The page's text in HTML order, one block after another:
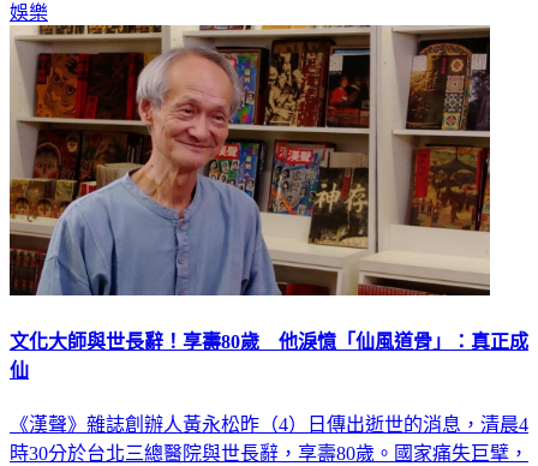
娛樂
文化大師與世長辭！享壽80歲 他淚憶「仙風道骨」：真正成
仙
《漢聲》雜誌創辦人黃永松昨（4）日傳出逝世的消息，清晨4
時30分於台北三總醫院與世長辭，享壽80歲。國家痛失巨擘，